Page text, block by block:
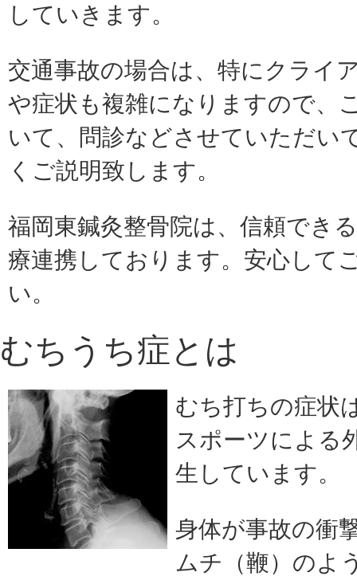
していきます。
交通事故の場合は、特にクライ
や症状も複雑になりますので、
いて、問診などさせていただい
くご説明致します。
福岡東鍼灸整骨院は、信頼でき
療連携しております。 安心して
い。
むちうち症とは
むち打ちの症状
スポーツによる
生しています。
身体が事故の衝
ムチ（鞭）のよ